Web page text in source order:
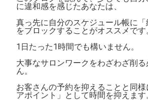
に違和感を感じたあなたは、
真っ先に自分のスケジュール帳に「
をブロックすることがオススメです
1日たった1時間でも構いません。
大事なサロンワークをわざわざ削
ん。
お客さんの予約を抑えることと同
アポイント」として時間を抑えます